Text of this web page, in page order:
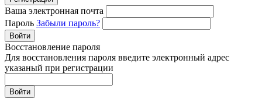
Ваша электронная почта
Пароль Забыли пароль?
Войти
Восстановление пароля
Для восстановления пароля введите электронный адрес
указаный при регистрации
Войти